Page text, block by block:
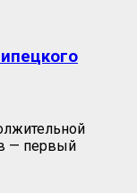
— первый